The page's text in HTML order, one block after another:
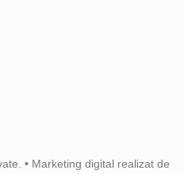
• Marketing digital realizat de